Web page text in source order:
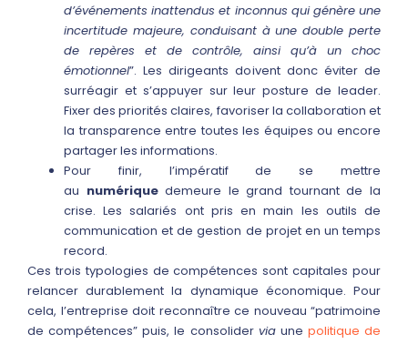
d’événements inattendus et inconnus qui génère une
incertitude majeure, conduisant à une double perte
de repères et de contrôle, ainsi qu’à un choc
émotionnel”. Les dirigeants doivent donc éviter de
surréagir et s’appuyer sur leur posture de leader.
Fixer des priorités claires, favoriser la collaboration et
la transparence entre toutes les équipes ou encore
partager les informations.
Pour finir, l’impératif de se mettre
au numériquedemeure le grand tournant de la
crise. Les salariés ont pris en main les outils de
communication et de gestion de projet en un temps
record.
Ces trois typologies de compétences sont capitales pour
relancer durablement la dynamique économique. Pour
cela, l’entreprise doit reconnaître ce nouveau “patrimoine
de compétences” puis, le consolider viaune politique de